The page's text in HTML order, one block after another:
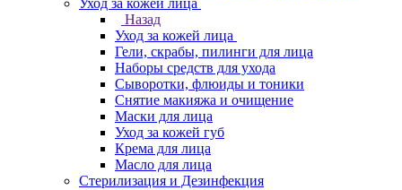
Уход за кожей лица
Назад
Уход за кожей лица
Гели, скрабы, пилинги для лица
Наборы средств для ухода
Сыворотки, флюиды и тоники
Снятие макияжа и очищение
Маски для лица
Уход за кожей губ
Крема для лица
Масло для лица
Стерилизация и Дезинфекция